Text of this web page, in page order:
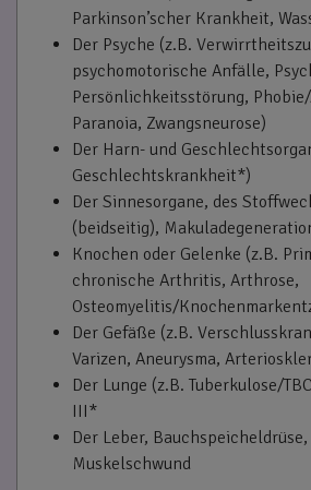
Parkinson’scher Krankheit,
Der Psyche (z.B.
psychomotorische Anfälle,
Persönlichkeitsstörung,
Paranoia, Zwangsneurose)
Der Harn- und
Geschlechtskrankheit*)
Der Sinnesorgane, des
(beidseitig),
Knochen oder Gelenke (z.B.
chronische Arthritis, Arthrose,
Osteomyelitis/
Der Gefäße (z.B.
Varizen, Aneurysma,
Der Lunge (z.B. Tuberkulose/
III*
Der Leber,
Muskelschwund